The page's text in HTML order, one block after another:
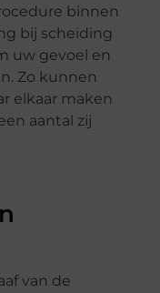
binnen
bij scheiding
uw gevoel en
Zo kunnen
elkaar maken
aantal zij
van de